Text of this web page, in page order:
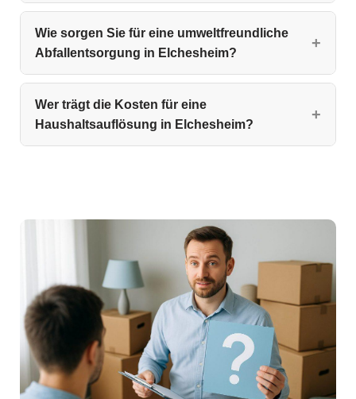
Wie sorgen Sie für eine umweltfreundliche
Abfallentsorgung in Elchesheim?
Wer trägt die Kosten für eine
Haushaltsauflösung in Elchesheim?